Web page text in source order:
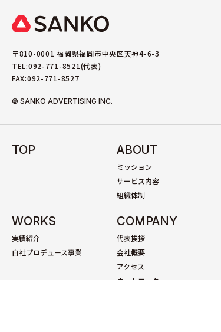
〒810-0001 福岡県福岡市中央区天神4-6-3
TEL:092-771-8521(代表)
FAX:092-771-8527
© SANKO ADVERTISING INC.
TOP ABOUT
ミッション
サービス内容
組織体制
WORKS
実績紹介
自社プロデュース事業
COMPANY
代表挨拶
会社概要
アクセス
ネットワーク